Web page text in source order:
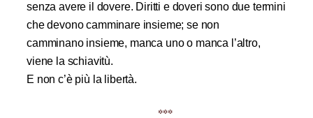
senza avere il dovere. Diritti e doveri sono due termini
che devono camminare insieme;se non
camminano insieme, manca uno o manca l’altro,
viene la schiavitù.
E non c’è più la libertà.
***